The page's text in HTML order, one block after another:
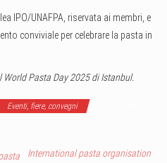
IPO/UNAFPA, riservata ai membri, e
conviviale per celebrare la pasta in
Pasta Day 2025 di Istanbul.
Eventi, fiere, convegni
International pasta organisation